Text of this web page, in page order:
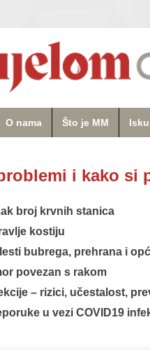
O nama Što je MM
i kako si
broj krvnih stanica
kostiju
bubrega, prehrana i
povezan s rakom
– rizici, učestalost,
u vezi COVID19